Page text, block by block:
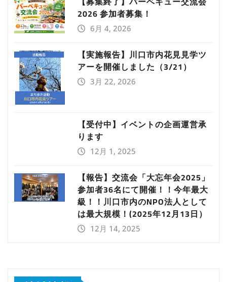
2026 参加者募集！
6月 4, 2026
【実施報告】川口市内花見見学ツ
アーを開催しました（3/21）
3月 22, 2026
【受付中】イベントの企画運営承
ります
12月 1, 2025
【報告】交流会「大忘年会2025」
参加者36名にて開催！！今年最大
級！！川口市内のNPO法人として
は最大規模！(2025年12月13日）
12月 14, 2025